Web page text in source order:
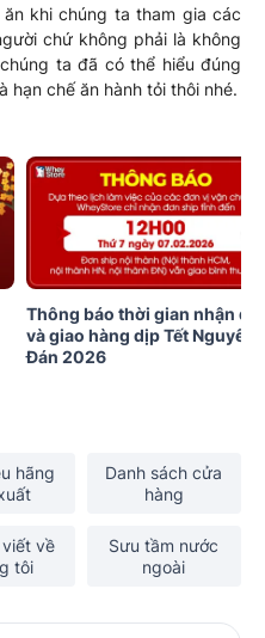
khi chúng ta tham gia các
chứ không phải là không
ta đã có thể hiểu đúng
hạn chế ăn hành tỏi thôi nhé.
Thông báo thời gian nhận
và giao hàng dịp Tết Nguyên
Đán 2026
hãng
Danh sách cửa
hàng
viết về
tôi
Sưu tầm nước
ngoài